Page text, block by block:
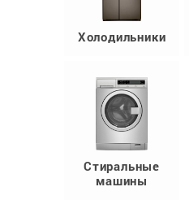
Холодильники
Стиральные
машины